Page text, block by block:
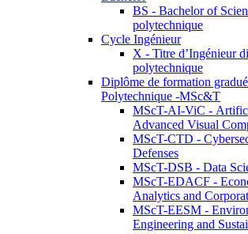
BS - Bachelor of
polytechnique
Cycle Ingénieur
X - Titre d’Ingénieur
polytechnique
Diplôme de formation
Polytechnique -MSc&T
MScT-AI-ViC -
Advanced Visual
MScT-CTD -
Defenses
MScT-DSB - Data
MScT-EDACF -
Analytics and
MScT-EESM -
Engineering and